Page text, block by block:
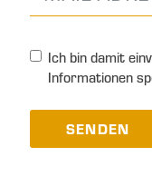
Ich bin damit
Informationen
SENDEN